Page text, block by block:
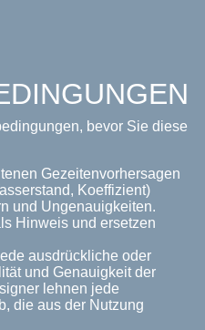
bevor Sie diese
Gezeitenvorhersagen
Koeffizient)
und Ungenauigkeiten.
Hinweis und ersetzen
ausdrückliche oder
und Genauigkeit der
lehnen jede
die aus der Nutzung